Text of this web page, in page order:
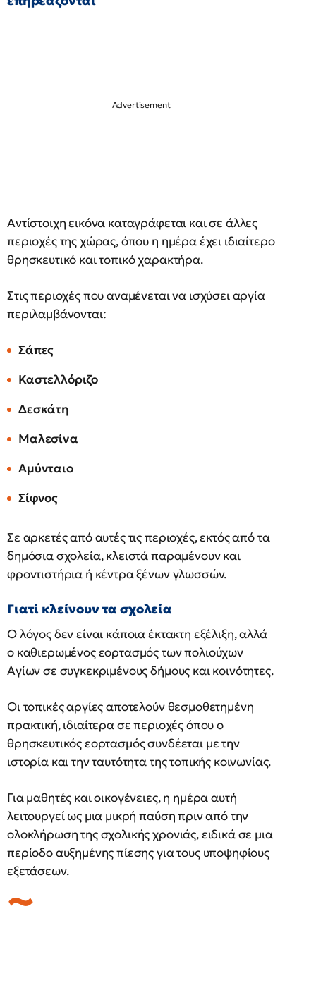
Αντίστοιχη εικόνα καταγράφεται και σε άλλες
περιοχές της χώρας, όπου η ημέρα έχει ιδιαίτερο
θρησκευτικό και τοπικό χαρακτήρα.
Στις περιοχές που αναμένεται να ισχύσει αργία
περιλαμβάνονται:
Σάπες
Καστελλόριζο
Δεσκάτη
Μαλεσίνα
Αμύνταιο
Σίφνος
Σε αρκετές από αυτές τις περιοχές, εκτός από τα
δημόσια σχολεία, κλειστά παραμένουν και
φροντιστήρια ή κέντρα ξένων γλωσσών.
Γιατί κλείνουν τα σχολεία
Ο λόγος δεν είναι κάποια έκτακτη εξέλιξη, αλλά
ο καθιερωμένος εορτασμός των πολιούχων
Αγίων σε συγκεκριμένους δήμους και κοινότητες.
Οι τοπικές αργίες αποτελούν θεσμοθετημένη
πρακτική, ιδιαίτερα σε περιοχές όπου ο
θρησκευτικός εορτασμός συνδέεται με την
ιστορία και την ταυτότητα της τοπικής κοινωνίας.
Για μαθητές και οικογένειες, η ημέρα αυτή
λειτουργεί ως μια μικρή παύση πριν από την
ολοκλήρωση της σχολικής χρονιάς, ειδικά σε μια
περίοδο αυξημένης πίεσης για τους υποψηφίους
εξετάσεων.